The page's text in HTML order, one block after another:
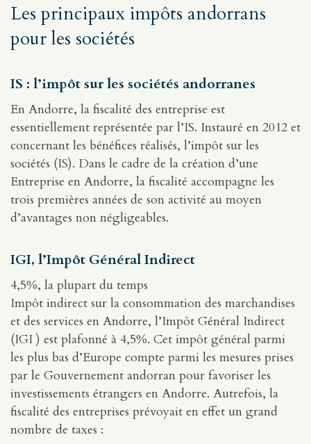
Les principaux impôts andorrans
pour les sociétés
IS : l’impôt sur les sociétés andorranes
En Andorre, la fiscalité des entreprise est
essentiellement représentée par l’IS. Instauré en 2012 et
concernant les bénéfices réalisés, l’impôt sur les
sociétés (IS). Dans le cadre de la création d’une
Entreprise en Andorre, la fiscalité accompagne les
trois premières années de son activité au moyen
d’avantages non négligeables.
IGI, l’Impôt Général Indirect
4,5%, la plupart du temps
Impôt indirect sur la consommation des marchandises
et des services en Andorre, l’Impôt Général Indirect
(IGI ) est plafonné à 4,5%. Cet impôt général parmi
les plus bas d’Europe compte parmi les mesures prises
par le Gouvernement andorran pour favoriser les
investissements étrangers en Andorre. Autrefois, la
fiscalité des entreprises prévoyait en effet un grand
nombre de taxes :